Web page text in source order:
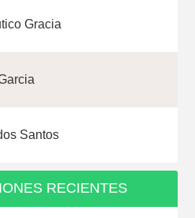
Gracia
Santos
RECIENTES